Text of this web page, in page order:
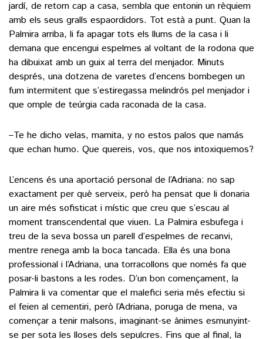
jardí, de retorn cap a casa, sembla que entonin un rèquiem
amb els seus gralls espaordidors. Tot està a punt. Quan la
Palmira arriba, li fa apagar tots els llums de la casa i li
demana que encengui espelmes al voltant de la rodona que
ha dibuixat amb un guix al terra del menjador. Minuts
després, una dotzena de varetes d’encens bombegen un
fum intermitent que s’estiregassa melindrós pel menjador i
que omple de teúrgia cada raconada de la casa.
–Te he dicho velas, mamita, y no estos palos que namás
que echan humo. Que quereis, vos, que nos intoxiquemos?
L’encens és una aportació personal de l’Adriana: no sap
exactament per què serveix, però ha pensat que li donaria
un aire més sofisticat i místic que creu que s’escau al
moment transcendental que viuen. La Palmira esbufega i
treu de la seva bossa un parell d’espelmes de recanvi,
mentre renega amb la boca tancada. Ella és una bona
professional i l’Adriana, una torracollons que només fa que
posar-li bastons a les rodes. D’un bon començament, la
Palmira li va comentar que el malefici seria més efectiu si
el feien al cementiri, però l’Adriana, poruga de mena, va
començar a tenir malsons, imaginant-se ànimes esmunyint-
se per sota les lloses dels sepulcres. Fins que al final, la